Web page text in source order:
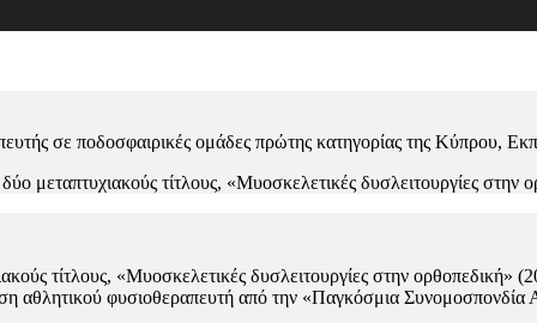
σε ποδοσφαιρικές ομάδες πρώτης κατηγορίας της Κύπρου,
μεταπτυχιακούς τίτλους, «Μυοσκελετικές δυσλειτουργίες
τίτλους, «Μυοσκελετικές δυσλειτουργίες στην
αθλητικού φυσιοθεραπευτή από την «Παγκόσμια Συνομοσπονδία